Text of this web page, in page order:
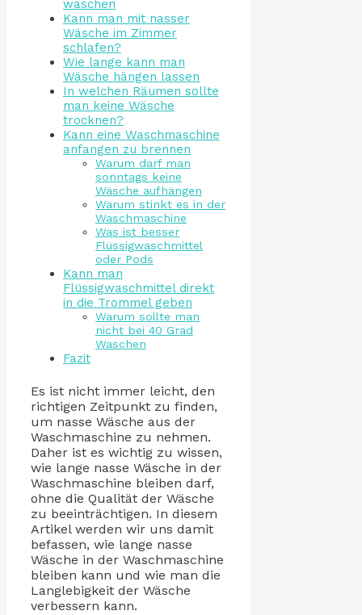
waschen
Kann man mit nasser
Wäsche im Zimmer
schlafen?
Wie lange kann man
Wäsche hängen lassen
In welchen Räumen sollte
man keine Wäsche
trocknen?
Kann eine Waschmaschine
anfangen zu brennen
Warum darf man
sonntags keine
Wäsche aufhängen
Warum stinkt es in der
Waschmaschine
Was ist besser
Flüssigwaschmittel
oder Pods
Kann man
Flüssigwaschmittel direkt
in die Trommel geben
Warum sollte man
nicht bei 40 Grad
Waschen
Fazit
Es ist nicht immer leicht, den
richtigen Zeitpunkt zu finden,
um nasse Wäsche aus der
Waschmaschine zu nehmen.
Daher ist es wichtig zu wissen,
wie lange nasse Wäsche in der
Waschmaschine bleiben darf,
ohne die Qualität der Wäsche
zu beeinträchtigen. In diesem
Artikel werden wir uns damit
befassen, wie lange nasse
Wäsche in der Waschmaschine
bleiben kann und wie man die
Langlebigkeit der Wäsche
verbessern kann.